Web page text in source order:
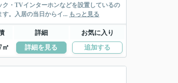
・TVインターホンなどを設置しているの
。入居の当日からイ... もっと見る
詳細
お気に入り
㎡ 詳細を見る 追加する